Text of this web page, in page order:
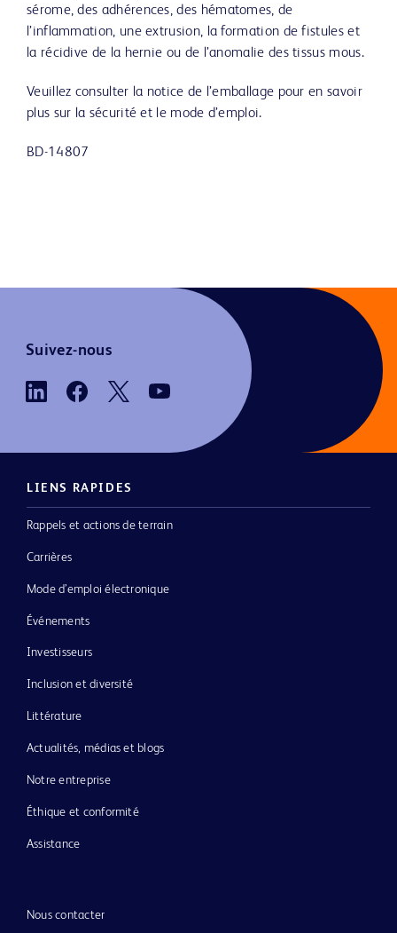
sérome, des adhérences, des hématomes, de
l’inflammation, une extrusion, la formation de fistules et
la récidive de la hernie ou de l’anomalie des tissus mous.
Veuillez consulter la notice de l’emballage pour en savoir
plus sur la sécurité et le mode d’emploi.
BD-14807
Suivez-nous
LIENS RAPIDES
Rappels et actions de terrain
Carrières
Mode d’emploi électronique
Événements
Investisseurs
Inclusion et diversité
Littérature
Actualités, médias et blogs
Notre entreprise
Éthique et conformité
Assistance
Nous contacter